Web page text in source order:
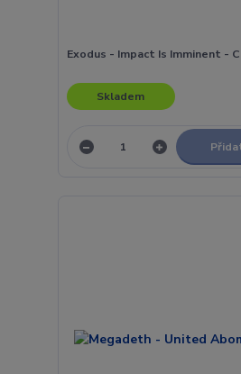
Exodus - Impact Is Imminent -
Skladem